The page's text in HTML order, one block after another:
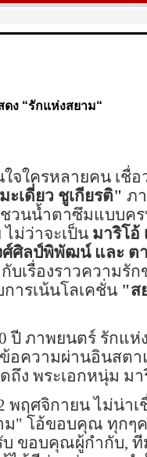
ง “รักแห่งสยาม“
จใครหลายคน เชื่อ
ะเดี่ยว ชูเกียรติ" ภ
วนน้ำตาซึมแบบคร
ม่ว่าจะเป็น มาริโอ้
ศ์ศิลป์พิพัฒน์ และ
บเรื่องราวความรั
ารเน้นโลเคชั่น "ส
ปี ภาพยนตร์ รักแห่
ความผ่านอินสตา
ถึง พระเอกหนุ่ม ม
พฤศจิกายน ไม่น่า
ม" โอ้ขอบคุณ ทุกๆ
ขอบคุณผู้กำกับ, ที